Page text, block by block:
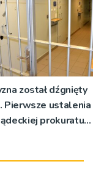
został dźgnięty
Pierwsze ustalenia
prokuratury